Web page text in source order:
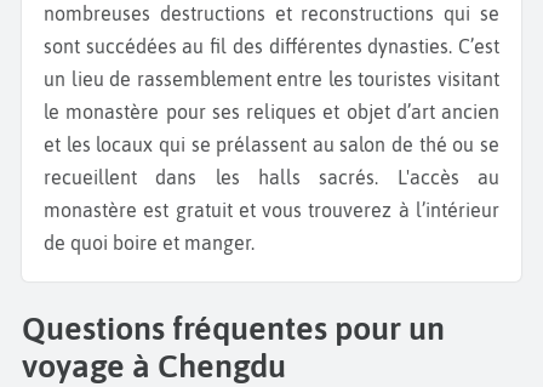
nombreuses destructions et reconstructions qui se
sont succédées au fil des différentes dynasties. C’est
un lieu de rassemblement entre les touristes visitant
le monastère pour ses reliques et objet d’art ancien
et les locaux qui se prélassent au salon de thé ou se
recueillent dans les halls sacrés. L'accès au
monastère est gratuit et vous trouverez à l’intérieur
de quoi boire et manger.
Questions fréquentes pour un
voyage à Chengdu